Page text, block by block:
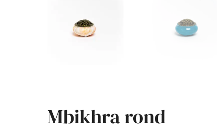
Mbikhra rond